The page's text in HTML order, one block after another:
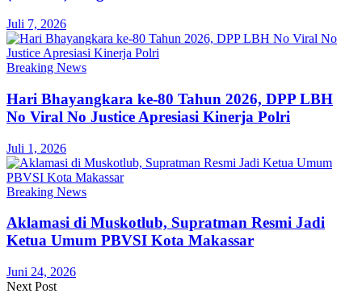
Juli 7, 2026
Breaking News
Hari Bhayangkara ke-80 Tahun 2026, DPP LBH
No Viral No Justice Apresiasi Kinerja Polri
Juli 1, 2026
Breaking News
Aklamasi di Muskotlub, Supratman Resmi Jadi
Ketua Umum PBVSI Kota Makassar
Juni 24, 2026
Next Post